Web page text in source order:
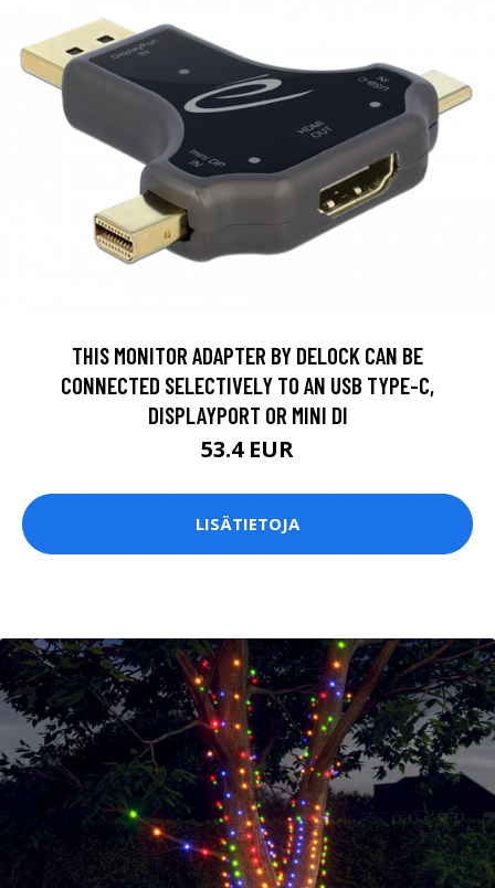
THIS MONITOR ADAPTER BY DELOCK CAN BE
CONNECTED SELECTIVELY TO AN USB TYPE-C,
DISPLAYPORT OR MINI DI
53.4 EUR
LISÄTIETOJA